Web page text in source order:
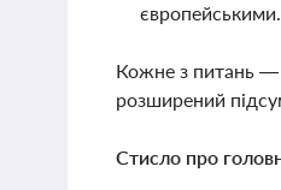
європейськими.
Кожне з питань —
розширений
Стисло про